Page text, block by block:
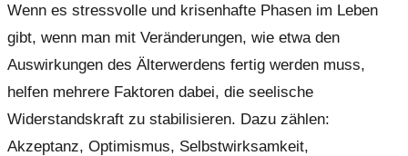
Wenn es stressvolle und krisenhafte Phasen im Leben
gibt, wenn man mit Veränderungen, wie etwa den
Auswirkungen des Älterwerdens fertig werden muss,
helfen mehrere Faktoren dabei, die seelische
Widerstandskraft zu stabilisieren. Dazu zählen:
Akzeptanz, Optimismus, Selbstwirksamkeit,